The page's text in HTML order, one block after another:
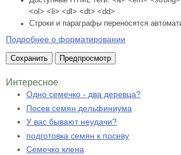
<ol> <li> <dl> <dt> <dd>
Строки и параграфы переносятся
Подробнее о форматировании
Интересное
Одно семечко - два деревца?
Посев семян дельфиниума
У вас бывают неудачи?
подготовка семян к посеву
Семечко клена